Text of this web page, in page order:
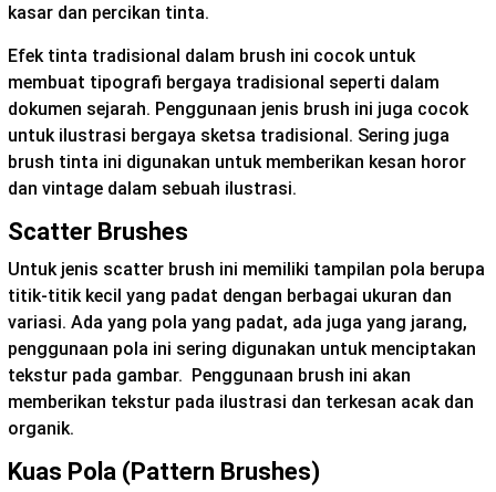
kasar dan percikan tinta.
Efek tinta tradisional dalam brush ini cocok untuk
membuat tipografi bergaya tradisional seperti dalam
dokumen sejarah. Penggunaan jenis brush ini juga cocok
untuk ilustrasi bergaya sketsa tradisional. Sering juga
brush tinta ini digunakan untuk memberikan kesan horor
dan vintage dalam sebuah ilustrasi.
Scatter Brushes
Untuk jenis scatter brush ini memiliki tampilan pola berupa
titik-titik kecil yang padat dengan berbagai ukuran dan
variasi. Ada yang pola yang padat, ada juga yang jarang,
penggunaan pola ini sering digunakan untuk menciptakan
tekstur pada gambar. Penggunaan brush ini akan
memberikan tekstur pada ilustrasi dan terkesan acak dan
organik.
Kuas Pola (Pattern Brushes)